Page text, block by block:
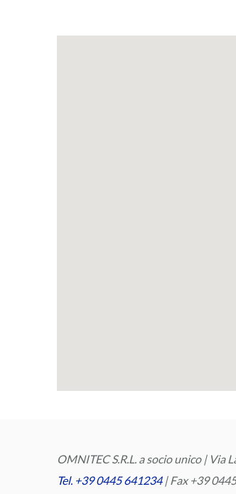
OMNITEC S.R.L. a socio unico | Via
Tel. +39 0445 641234| Fax +39